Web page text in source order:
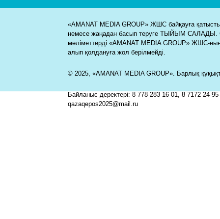
«AMANAT MEDIA GROUP» ЖШС байқауға қатысты
немесе жаңадан басып теруге ТЫЙЫМ САЛАДЫ.
мәліметтерді «AMANAT MEDIA GROUP» ЖШС-
алып қолдануға жол берілмейді.
© 2025, «AMANAT MEDIA GROUP». Барлық
Байланыс деректері: 8 778 283 16 01, 8 7172 24-
qazaqepos2025@mail.ru